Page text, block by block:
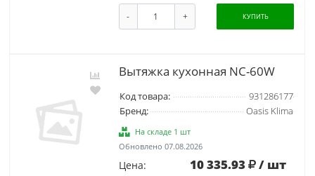
- + КУПИТЬ
Вытяжка кухонная NC-60W
Код товара:
931286177
Бренд:
Oasis Klima
На складе 1 шт
Обновлено 07.08.2026
Цена: 10 335.93 / шт